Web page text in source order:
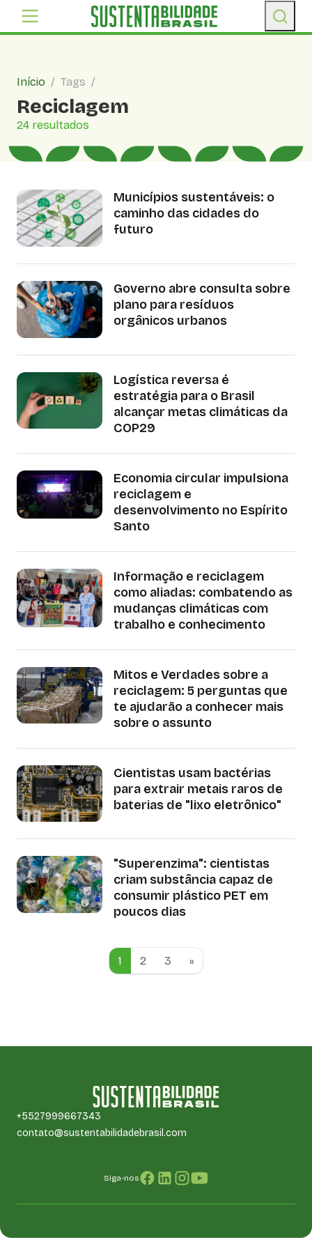
Início / Tags /
Reciclagem
24 resultados
Municípios sustentáveis: o
caminho das cidades do
futuro
Governo abre consulta sobre
plano para resíduos
orgânicos urbanos
Logística reversa é
estratégia para o Brasil
alcançar metas climáticas da
COP29
Economia circular impulsiona
reciclagem e
desenvolvimento no Espírito
Santo
Informação e reciclagem
como aliadas: combatendo as
mudanças climáticas com
trabalho e conhecimento
Mitos e Verdades sobre a
reciclagem: 5 perguntas que
te ajudarão a conhecer mais
sobre o assunto
Cientistas usam bactérias
para extrair metais raros de
baterias de "lixo eletrônico"
"Superenzima": cientistas
criam substância capaz de
consumir plástico PET em
poucos dias
1 2 3 »
+5527999667343
contato@sustentabilidadebrasil.com
Siga-nos